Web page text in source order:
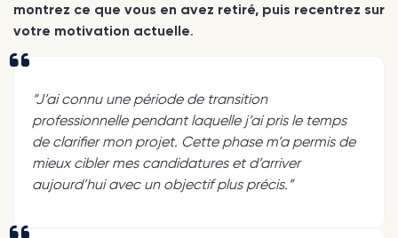
montrez ce que vous en avez retiré, puis recentrez sur
votre motivation actuelle.
“J’ai connu une période de transition
professionnelle pendant laquelle j’ai pris le temps
de clarifier mon projet. Cette phase m’a permis de
mieux cibler mes candidatures et d’arriver
aujourd’hui avec un objectif plus précis.”